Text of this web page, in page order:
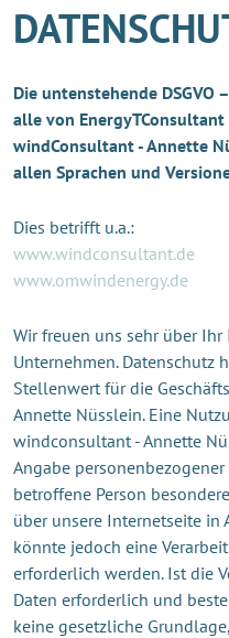
Die untenstehende
alle von
windConsultant - Annette
allen Sprachen und
Dies betrifft u.a.:
www.windconsultant.de
www.omwindenergy.de
Wir freuen uns sehr über Ihr
Unternehmen. Datenschutz
Stellenwert für die
Annette Nüsslein. Eine
windconsultant - Annette
Angabe
betroffene Person
über unsere Internetseite in
könnte jedoch eine
erforderlich werden. Ist die
Daten erforderlich und
keine gesetzliche